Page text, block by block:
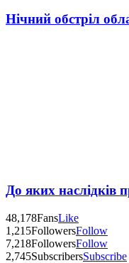
Нічний обстріл
До яких наслідків
48,178FansLike
1,215FollowersFollow
7,218FollowersFollow
2,745SubscribersSubscribe